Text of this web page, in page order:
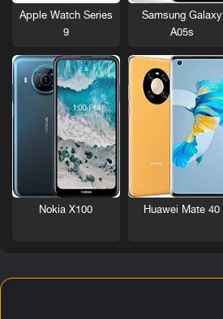
Samsung Galaxy
A05s
Apple Watch Series
9
Huawei Mate 40
Nokia X100